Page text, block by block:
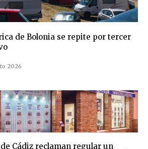
de Bolonia se repite por tercer
2026
Cádiz reclaman regular un